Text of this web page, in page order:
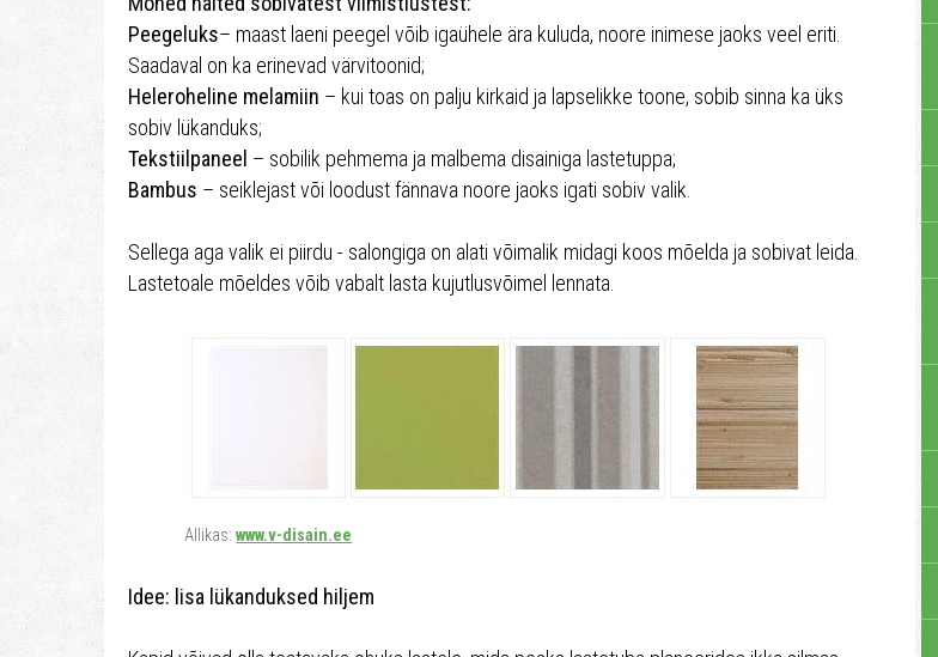
Peegeluks– maast laeni peegel võib igaühele ära kuluda, noore inimese jaoks veel eriti.
Saadaval on ka erinevad värvitoonid;
Heleroheline melamiin – kui toas on palju kirkaid ja lapselikke toone, sobib sinna ka üks
sobiv lükanduks;
Tekstiilpaneel – sobilik pehmema ja malbema disainiga lastetuppa;
Bambus – seiklejast või loodust fännava noore jaoks igati sobiv valik.
Sellega aga valik ei piirdu - salongiga on alati võimalik midagi koos mõelda ja sobivat leida.
Lastetoale mõeldes võib vabalt lasta kujutlusvõimel lennata.
Allikas:www.v-disain.ee
Idee: lisa lükanduksed hiljem